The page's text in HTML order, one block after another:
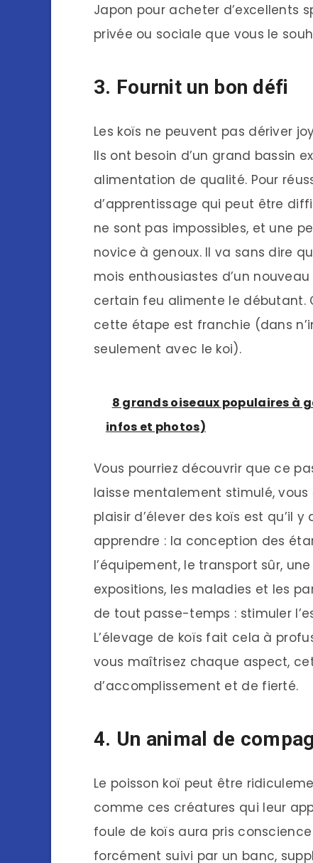
Japon pour acheter d’excellents
privée ou sociale que vous le
3. Fournit un bon défi
Les koïs ne peuvent pas dériver
Ils ont besoin d’un grand bassin
alimentation de qualité. Pour
d’apprentissage qui peut être
ne sont pas impossibles, et une
novice à genoux. Il va sans dire
mois enthousiastes d’un
certain feu alimente le débutant.
cette étape est franchie (dans
seulement avec le koi).
8 grands oiseaux populaires à
infos et photos)
Vous pourriez découvrir que ce
laisse mentalement stimulé,
plaisir d’élever des koïs est qu’il
apprendre : la conception des
l’équipement, le transport sûr,
expositions, les maladies et les
de tout passe-temps : stimuler
L’élevage de koïs fait cela à
vous maîtrisez chaque aspect,
d’accomplissement et de fierté.
4. Un animal de
Le poisson koï peut être
comme ces créatures qui leur
foule de koïs aura pris
forcément suivi par un banc,